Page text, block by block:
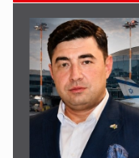
İlham Əliyev